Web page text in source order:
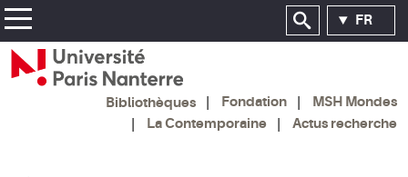
FR
Bibliothèques Fondation
MSH Mondes
La Contemporaine
Actus recherche